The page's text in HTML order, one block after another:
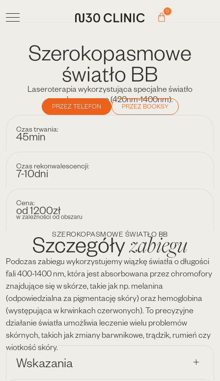
0
Szerokopasmowe
światło BB
Laseroterapia wykorzystująca specjalne światło
szerokopasmowe (420nm-1400nm).
PRZEZ TELEFON PRZEZ BOOKSY
Czas trwania:
45min
Czas rekonwalescencji:
7-10dni
Cena:
od 1200zł
w zależności od obszaru
SZEROKOPASMOWE ŚWIATŁO BB
Szczegółyzabiegu
Podczas zabiegu wykorzystujemy wiązkę światła o długości
fali 400-1400 nm, która jest absorbowana przez chromofory
znajdujące się w skórze, takie jak np. melanina
(odpowiedzialna za pigmentację skóry) oraz hemoglobina
(występująca w krwinkach czerwonych). To precyzyjne
działanie światła umożliwia leczenie wielu problemów
skórnych, takich jak zmiany barwnikowe, trądzik, rumień czy
wiotkość skóry.
Wskazania